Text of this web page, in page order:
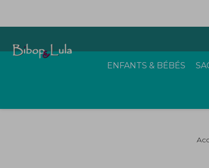
ENFANTS & BÉBÉS